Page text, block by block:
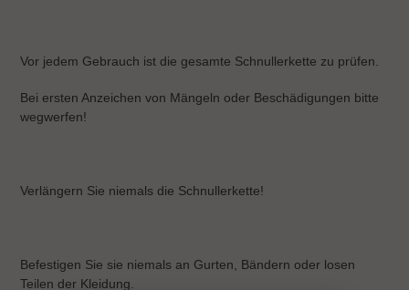
Vor jedem Gebrauch ist die gesamte Schnullerkette zu prüfen.
Bei ersten Anzeichen von Mängeln oder Beschädigungen bitte
wegwerfen!
Verlängern Sie niemals die Schnullerkette!
Befestigen Sie sie niemals an Gurten, Bändern oder losen
Teilen der Kleidung.